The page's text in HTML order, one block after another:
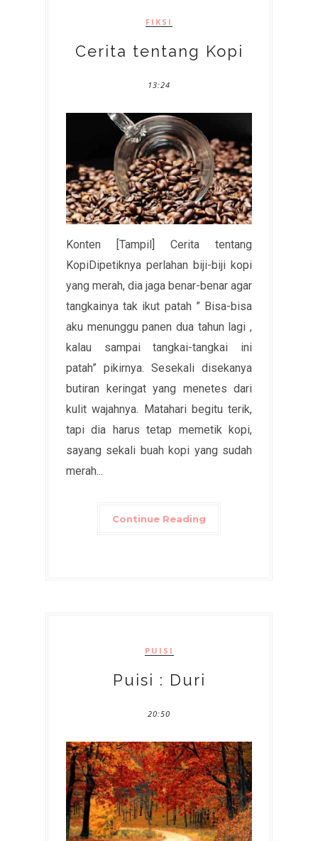
FIKSI
Cerita tentang Kopi
13:24
Konten [Tampil] Cerita tentang
KopiDipetiknya perlahan biji-biji kopi
yang merah, dia jaga benar-benar agar
tangkainya tak ikut patah ” Bisa-bisa
aku menunggu panen dua tahun lagi ,
kalau sampai tangkai-tangkai ini
patah” pikirnya. Sesekali disekanya
butiran keringat yang menetes dari
kulit wajahnya. Matahari begitu terik,
tapi dia harus tetap memetik kopi,
sayang sekali buah kopi yang sudah
merah...
Continue Reading
PUISI
Puisi : Duri
20:50